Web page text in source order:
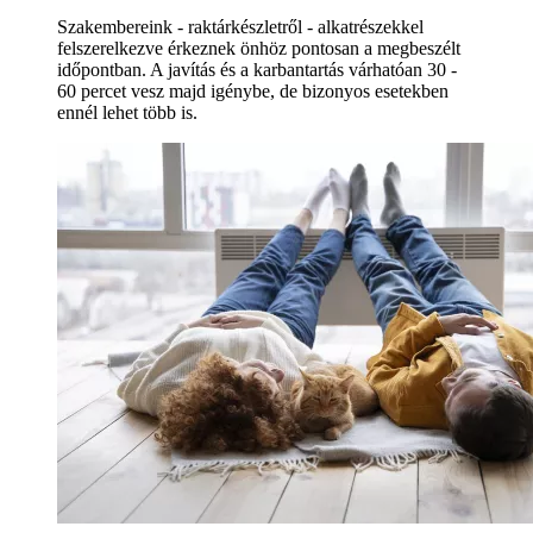
Szakembereink - raktárkészletről - alkatrészekkel
felszerelkezve érkeznek önhöz pontosan a megbeszélt
időpontban. A javítás és a karbantartás várhatóan 30 -
60 percet vesz majd igénybe, de bizonyos esetekben
ennél lehet több is.